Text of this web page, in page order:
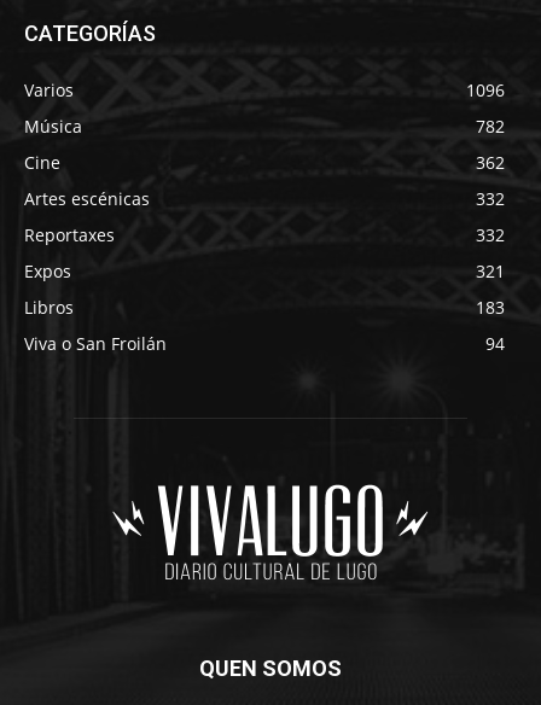
CATEGORÍAS
Varios
1096
Música
782
Cine
362
Artes escénicas
332
Reportaxes
332
Expos
321
Libros
183
Viva o San Froilán
94
QUEN SOMOS